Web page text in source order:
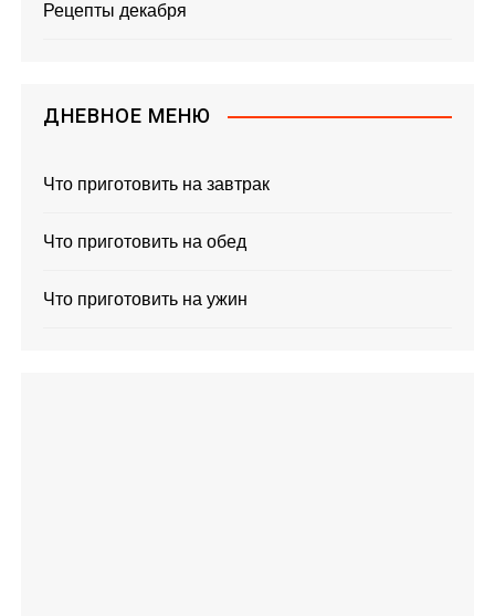
Рецепты декабря
ДНЕВНОЕ МЕНЮ
Что приготовить на завтрак
Что приготовить на обед
Что приготовить на ужин